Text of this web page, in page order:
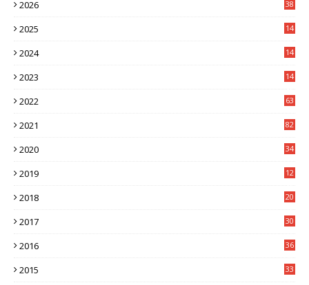
2026 38
2025
14
2024
14
2023
14
2022 63
2021 82
2020 34
2019
12
2018
20
2017
30
2016
36
2015
33